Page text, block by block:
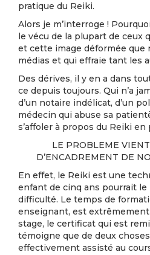
pratique du Reiki.
Alors je m’interroge !
le vécu de la plupart de ceux
et cette image déformée que
médias et qui effraie tant les
Des dérives, il y en a dans
ce depuis toujours. Qui n’a
d’un notaire indélicat, d’un
médecin qui abuse sa
s’affoler à propos du Reiki en
LE PROBLEME
D’ENCADREMENT DE
En effet, le Reiki est une
enfant de cinq ans pourrait le
difficulté. Le temps de
enseignant, est extrêmement
stage, le certificat qui est
témoigne que de deux
effectivement assisté au